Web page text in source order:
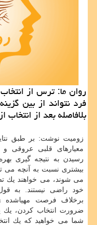
روان ما: ترس از
فرد نتواند از بین
بلافاصله بعد از
زومیت نوشت: بر طبق
معیارهای قلبی عروقی و
رسیدن به نتیجه گیری
بیشتری نسبت به آنچه می
می شوند، می خواهند یك
خود راضی نیستند. به
برخلاف فرصت مهیاشده
ضرورت انتخاب كردن، یك
شما می خواهید كه یك